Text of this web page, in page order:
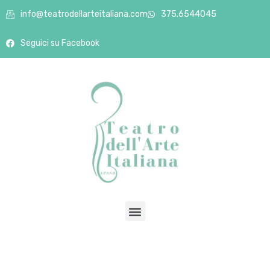
info@teatrodellarteitaliana.com 375.6544045
Seguici su Facebook